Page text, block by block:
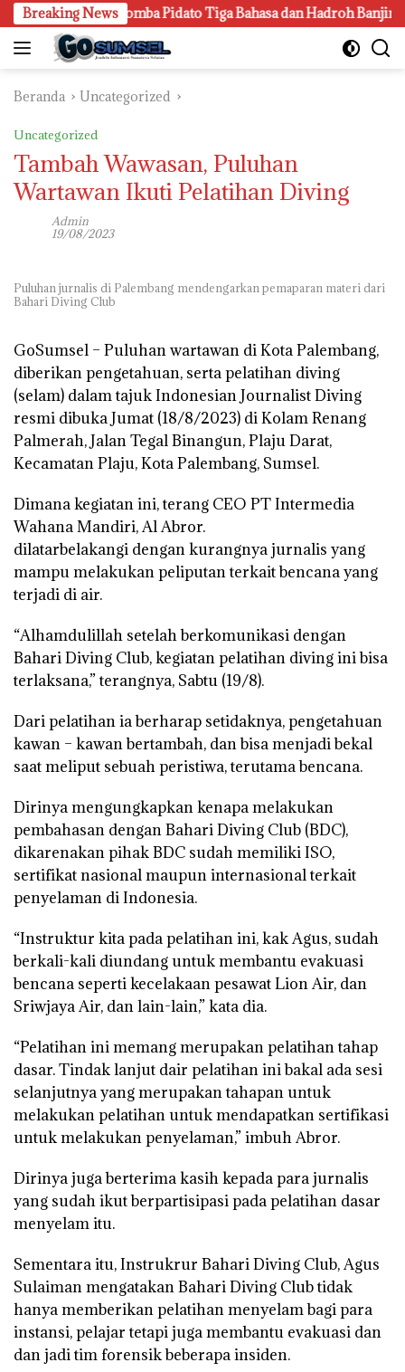
Langsung
ke
konten
Breaking News
Gen Z, Lomba Pidato Tiga Bahasa dan Hadroh Banjir
Beranda Uncategorized
Uncategorized
Tambah Wawasan, Puluhan
Wartawan Ikuti Pelatihan Diving
Admin
19/08/2023
Puluhan jurnalis di Palembang mendengarkan pemaparan materi dari
Bahari Diving Club
GoSumsel – Puluhan wartawan di Kota Palembang,
diberikan pengetahuan, serta pelatihan diving
(selam) dalam tajuk Indonesian Journalist Diving
resmi dibuka Jumat (18/8/2023) di Kolam Renang
Palmerah, Jalan Tegal Binangun, Plaju Darat,
Kecamatan Plaju, Kota Palembang, Sumsel.
Dimana kegiatan ini, terang CEO PT Intermedia
Wahana Mandiri, Al Abror.
dilatarbelakangi dengan kurangnya jurnalis yang
mampu melakukan peliputan terkait bencana yang
terjadi di air.
“Alhamdulillah setelah berkomunikasi dengan
Bahari Diving Club, kegiatan pelatihan diving ini bisa
terlaksana,” terangnya, Sabtu (19/8).
Dari pelatihan ia berharap setidaknya, pengetahuan
kawan – kawan bertambah, dan bisa menjadi bekal
saat meliput sebuah peristiwa, terutama bencana.
Dirinya mengungkapkan kenapa melakukan
pembahasan dengan Bahari Diving Club (BDC),
dikarenakan pihak BDC sudah memiliki ISO,
sertifikat nasional maupun internasional terkait
penyelaman di Indonesia.
“Instruktur kita pada pelatihan ini, kak Agus, sudah
berkali-kali diundang untuk membantu evakuasi
bencana seperti kecelakaan pesawat Lion Air, dan
Sriwjaya Air, dan lain-lain,” kata dia.
“Pelatihan ini memang merupakan pelatihan tahap
dasar. Tindak lanjut dair pelatihan ini bakal ada sesi
selanjutnya yang merupakan tahapan untuk
melakukan pelatihan untuk mendapatkan sertifikasi
untuk melakukan penyelaman,” imbuh Abror.
Dirinya juga berterima kasih kepada para jurnalis
yang sudah ikut berpartisipasi pada pelatihan dasar
menyelam itu.
Sementara itu, Instrukrur Bahari Diving Club, Agus
Sulaiman mengatakan Bahari Diving Club tidak
hanya memberikan pelatihan menyelam bagi para
instansi, pelajar tetapi juga membantu evakuasi dan
dan jadi tim forensik beberapa insiden.